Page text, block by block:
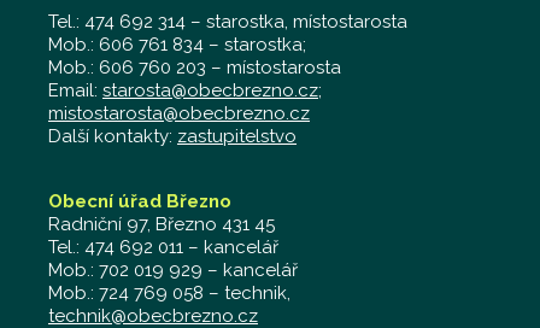
Tel.: 474 692 314 – starostka, místostarosta
Mob.: 606 761 834 – starostka;
Mob.: 606 760 203 – místostarosta
Email: starosta@obecbrezno.cz;
mistostarosta@obecbrezno.cz
Další kontakty: zastupitelstvo
Obecní úřad Březno
Radniční 97, Březno 431 45
Tel.: 474 692 011 – kancelář
Mob.: 702 019 929 – kancelář
Mob.: 724 769 058 – technik,
technik@obecbrezno.cz